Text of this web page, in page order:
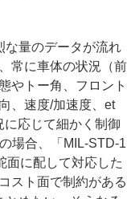
量のデータが流れ
常に車体の状況（前
やトー角、フロント
、速度/加速度、et
応じて細かく制御
場合、「MIL-STD-1
面に配して対応した
スト面で制約がある